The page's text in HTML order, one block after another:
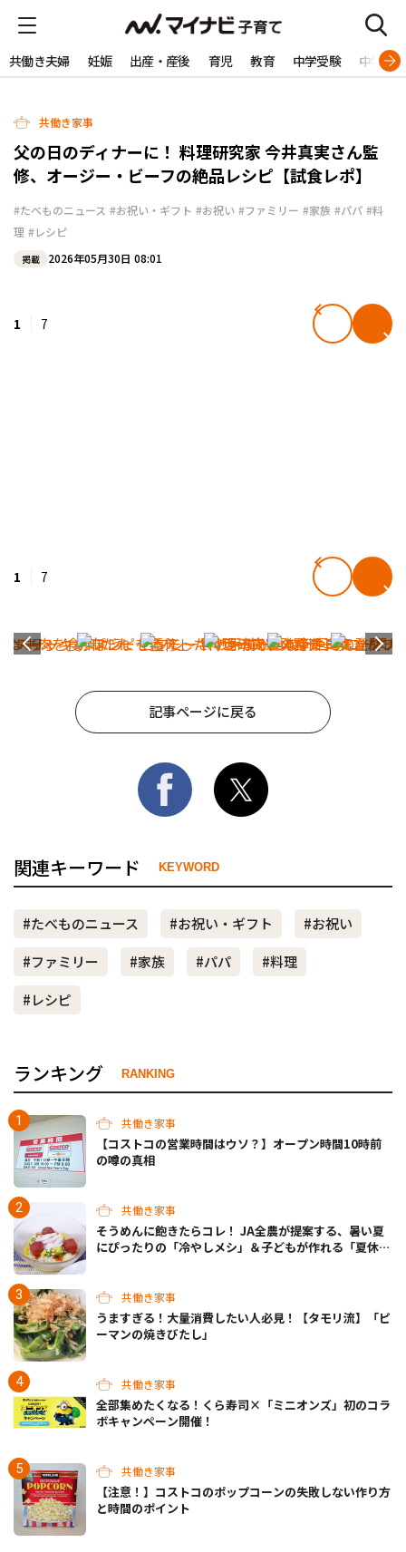
共働き夫婦 妊娠 出産・産後 育児 教育 中学受験 中学生
共働き家事
父の日のディナーに！ 料理研究家 今井真実さん監
修、オージー・ビーフの絶品レシピ【試食レポ】
#たべものニュース #お祝い・ギフト #お祝い #ファミリー #家族 #パパ #料
理 #レシピ
掲載 2026年05月30日 08:01
1 7
1 7
記事ページに戻る
関連キーワード KEYWORD
#たべものニュース #お祝い・ギフト
#お祝い
#ファミリー
#家族 #パパ
#料理
#レシピ
ランキング RANKING
共働き家事
【コストコの営業時間はウソ？】オープン時間10時前
の噂の真相
共働き家事
そうめんに飽きたらコレ！ JA全農が提案する、暑い夏
にぴったりの「冷やしメシ」＆子どもが作れる「夏休み
共働き家事
うますぎる！大量消費したい人必見！【タモリ流】「ピ
ーマンの焼きびたし」
共働き家事
全部集めたくなる！くら寿司×「ミニオンズ」初のコラ
ボキャンペーン開催！
共働き家事
【注意！】コストコのポップコーンの失敗しない作り方
と時間のポイント